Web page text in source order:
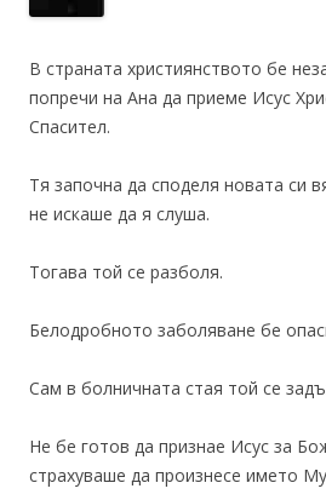
В страната християнството бе
попречи на Ана да приеме Исус
Спасител.
Тя започна да споделя новата си
не искаше да я слуша.
Тогава той се разболя.
Белодробното заболяване бе
Сам в болничната стая той се
Не бе готов да признае Исус за
страхуваше да произнесе името